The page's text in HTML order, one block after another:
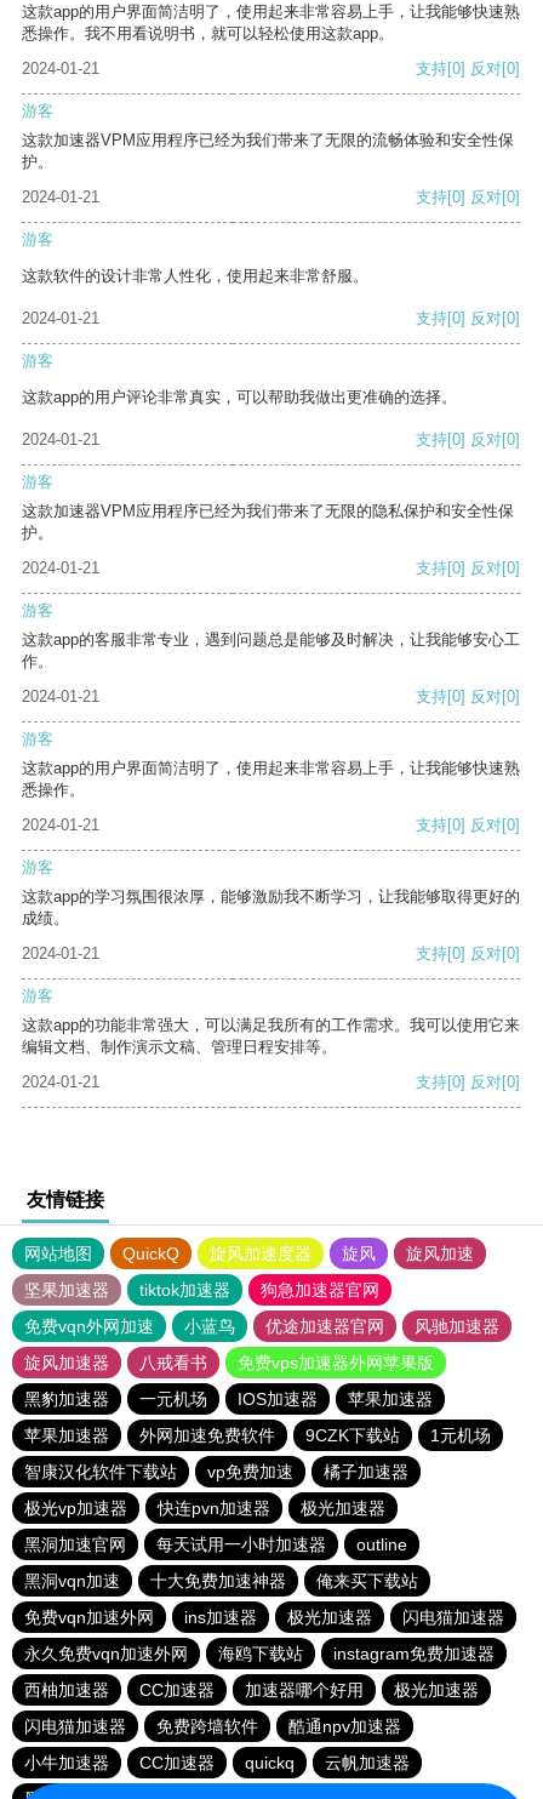
这款app的用户界面简洁明了，使用起来非常容易上手，让我能够快速熟
悉操作。我不用看说明书，就可以轻松使用这款app。
2024-01-21
支持[0] 反对[0]
游客
这款加速器VPM应用程序已经为我们带来了无限的流畅体验和安全性保
护。
2024-01-21
支持[0] 反对[0]
游客
这款软件的设计非常人性化，使用起来非常舒服。
2024-01-21 支持[0] 反对[0]
游客
这款app的用户评论非常真实，可以帮助我做出更准确的选择。
2024-01-21 支持[0] 反对[0]
游客
这款加速器VPM应用程序已经为我们带来了无限的隐私保护和安全性保
护。
2024-01-21
支持[0] 反对[0]
游客
这款app的客服非常专业，遇到问题总是能够及时解决，让我能够安心工
作。
2024-01-21
支持[0] 反对[0]
游客
这款app的用户界面简洁明了，使用起来非常容易上手，让我能够快速熟
悉操作。
2024-01-21
支持[0] 反对[0]
游客
这款app的学习氛围很浓厚，能够激励我不断学习，让我能够取得更好的
成绩。
2024-01-21
支持[0] 反对[0]
游客
这款app的功能非常强大，可以满足我所有的工作需求。我可以使用它来
编辑文档、制作演示文稿、管理日程安排等。
2024-01-21
支持[0] 反对[0]
友情链接
网站地图 QuickQ 旋风加速度器 旋风
旋风加速
坚果加速器
tiktok加速器
狗急加速器官网
免费vqn外网加速
小蓝鸟 优途加速器官网
风驰加速器
旋风加速器
八戒看书
免费vps加速器外网苹果版
黑豹加速器
一元机场 IOS加速器
苹果加速器
苹果加速器
外网加速免费软件 9CZK下载站
1元机场
智康汉化软件下载站
vp免费加速
橘子加速器
极光vp加速器
快连pvn加速器
极光加速器
黑洞加速官网
每天试用一小时加速器
outline
黑洞vqn加速
十大免费加速神器
俺来买下载站
免费vqn加速外网
ins加速器 极光加速器
闪电猫加速器
永久免费vqn加速外网
海鸥下载站
instagram免费加速器
西柚加速器
CC加速器 加速器哪个好用
极光加速器
闪电猫加速器
免费跨墙软件
酷通npv加速器
小牛加速器
CC加速器 quickq
云帆加速器